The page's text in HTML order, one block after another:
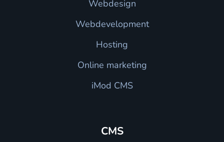
Webdesign
Webdevelopment
Hosting
Online marketing
iMod CMS
CMS